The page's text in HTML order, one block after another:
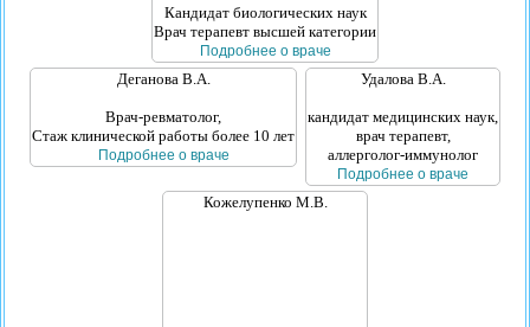
Кандидат биологических наук
Врач терапевт высшей категории
Подробнее о враче
Деганова В.А.
Врач-ревматолог,
Стаж клинической работы более 10 лет
Подробнее о враче
Удалова В.А.
кандидат медицинских наук,
врач терапевт,
аллерголог-иммунолог
Подробнее о враче
Кожелупенко М.В.